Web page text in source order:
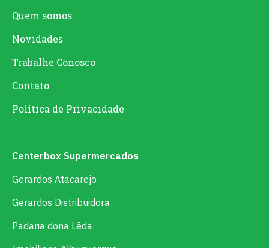
Quem somos
Novidades
Trabalhe Conosco
Contato
Política de Privacidade
Centerbox Supermercados
Gerardos Atacarejo
Gerardos Distribuidora
Padaria dona Lêda